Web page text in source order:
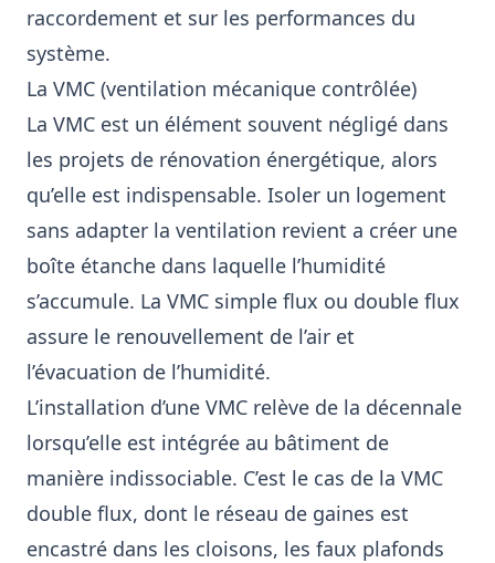
raccordement et sur les performances du
système.
La VMC (ventilation mécanique contrôlée)
La VMC est un élément souvent négligé dans
les projets de rénovation énergétique, alors
qu’elle est indispensable. Isoler un logement
sans adapter la ventilation revient a créer une
boîte étanche dans laquelle l’humidité
s’accumule. La VMC simple flux ou double flux
assure le renouvellement de l’air et
l’évacuation de l’humidité.
L’installation d’une VMC relève de la décennale
lorsqu’elle est intégrée au bâtiment de
manière indissociable. C’est le cas de la VMC
double flux, dont le réseau de gaines est
encastré dans les cloisons, les faux plafonds